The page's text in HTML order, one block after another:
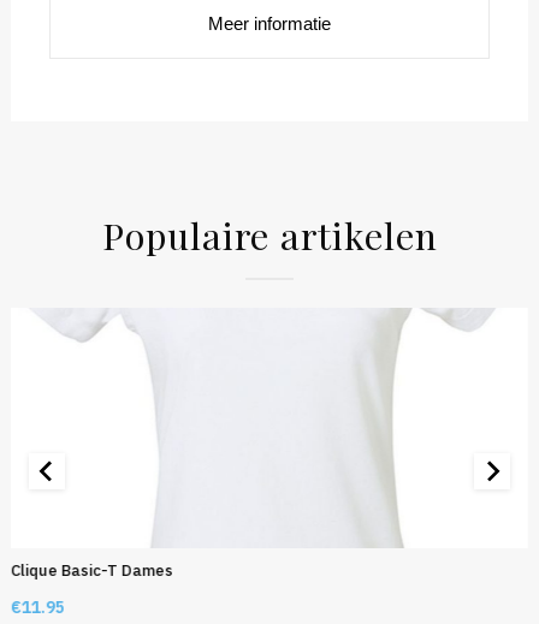
Meer informatie
Populaire artikelen
Clique Basic-T Dames
€11.95